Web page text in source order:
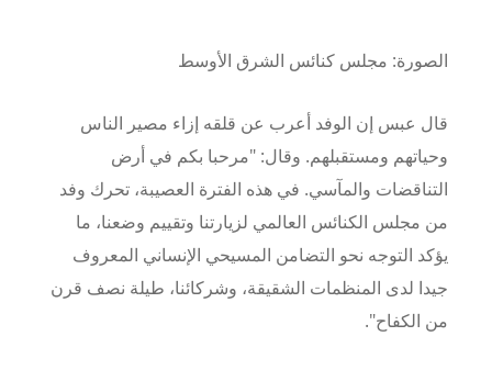
الصورة: مجلس كنائس الشرق الأوسط
قال عبس إن الوفد أعرب عن قلقه إزاء مصير الناس
وحياتهم ومستقبلهم. وقال: "مرحبا بكم في أرض
التناقضات والمآسي. في هذه الفترة العصيبة، تحرك وفد
من مجلس الكنائس العالمي لزيارتنا وتقييم وضعنا، ما
يؤكد التوجه نحو التضامن المسيحي الإنساني المعروف
جيدا لدى المنظمات الشقيقة، وشركائنا، طيلة نصف قرن
من الكفاح".